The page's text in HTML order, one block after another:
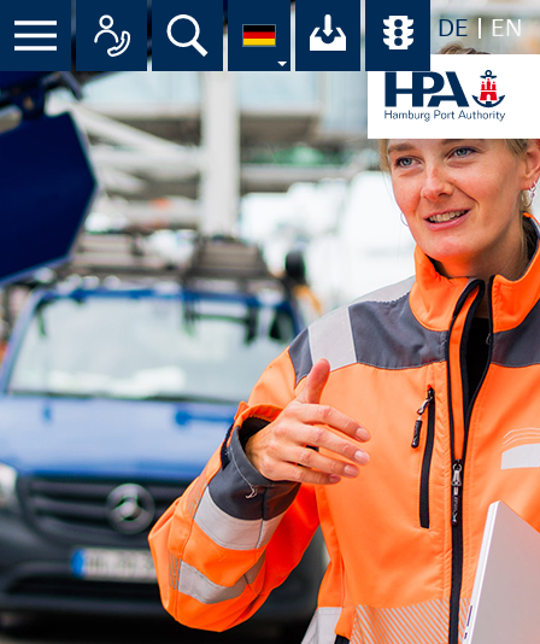
DE EN
Menü Alle Ansprechpartner im
Suche Ihr Download-